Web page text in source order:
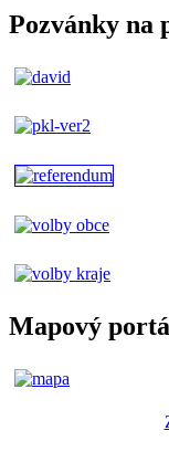
Pozvánky na
Mapový